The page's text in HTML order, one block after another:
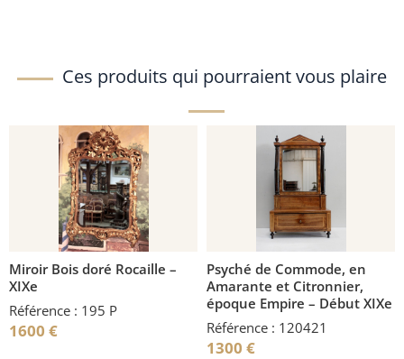
Ces produits qui pourraient vous plaire
Miroir Bois doré Rocaille –
XIXe
Référence : 195 P
1600 €
Psyché de Commode, en
Amarante et Citronnier,
époque Empire – Début XIXe
Référence : 120421
1300 €